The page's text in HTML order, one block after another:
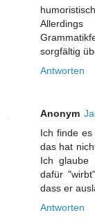
sorgfältig
Antworten
Anonym
Ich finde es
das hat
Ich glaube
dafür
dass er
Antworten